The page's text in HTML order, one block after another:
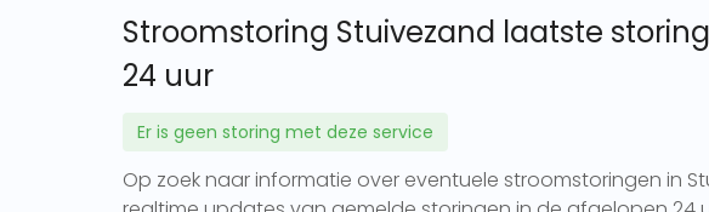
Stroomstoring Stuivezand laatste
24 uur
Er is geen storing met deze service
Op zoek naar informatie over eventuele stroomstoringen in